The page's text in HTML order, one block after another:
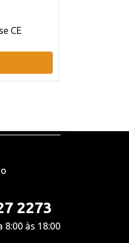
CE
2273
8:00 às 18:00